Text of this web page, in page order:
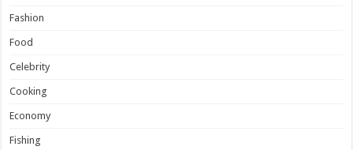
Fashion
Food
Celebrity
Cooking
Economy
Fishing